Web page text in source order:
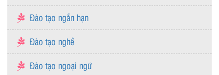
Đào tạo ngắn hạn
Đào tạo nghề
Đào tạo ngoại ngữ